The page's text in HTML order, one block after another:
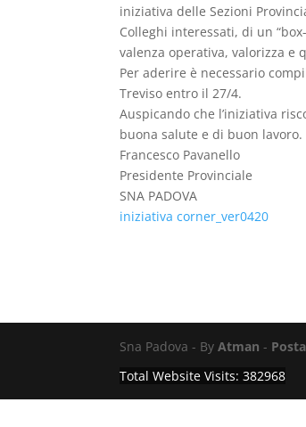
iniziativa delle Sezioni
Colleghi interessati, di un
valenza operativa, valorizza e
Per aderire è necessario
Treviso entro il 27/4.
Auspicando che l’iniziativa
buona salute e di buon lavoro.
Francesco Pavanello
Presidente Provinciale
SNA PADOVA
iniziativa corner_ver0420
Sna Padova - ByAtman - Posta
Total Website Visits: 382968